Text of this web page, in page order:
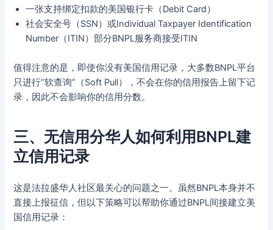
一张支持绑定扣款的美国银行卡（Debit Card）
社会安全号（SSN）或Individual Taxpayer Identification
Number（ITIN）部分BNPL服务商接受ITIN
值得注意的是，即使你没有美国信用记录，大多数BNPL平台
只进行”软查询”（Soft Pull），不会在你的信用报告上留下记
录，因此不会影响你的信用分数。
三、无信用分华人如何利用BNPL建
立信用记录
这是法拉盛华人社区最关心的问题之一。虽然BNPL本身并不
直接上报征信，但以下策略可以帮助你通过BNPL间接建立美
国信用记录：